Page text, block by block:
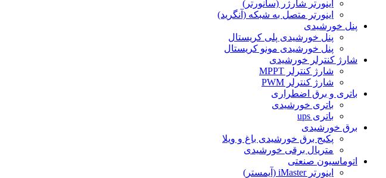
اینورتر شارژر (سانورتر)
اینورتر متصل به شبکه (آنگرید)
پنل خورشیدی
پنل خورشیدی پلی کریستال
پنل خورشیدی مونو کریستال
شارژ کنترلر خورشیدی
شارژ کنترلر MPPT
شارژ کنترلر PWM
باتری و برق اضطراری
باتری خورشیدی
باتری ups
برق خورشیدی
پکیج برق خورشیدی باغ و ویلا
متریال برقی خورشیدی
اتوماسیون صنعتی
اینورتر iMaster (آیمستر)